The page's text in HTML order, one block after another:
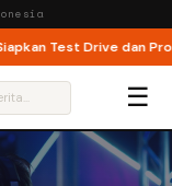
Test Drive dan
☰